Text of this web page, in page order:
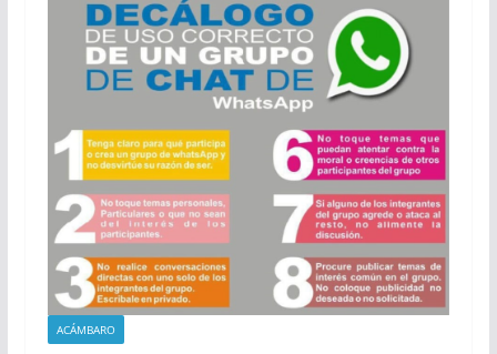
ACÁMBARO